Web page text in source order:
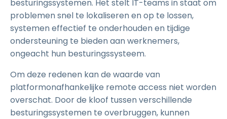
besturingssystemen. Het stelt IT-teams in staat om
problemen snel te lokaliseren en op te lossen,
systemen effectief te onderhouden en tijdige
ondersteuning te bieden aan werknemers,
ongeacht hun besturingssysteem.
Om deze redenen kan de waarde van
platformonafhankelijke remote access niet worden
overschat. Door de kloof tussen verschillende
besturingssystemen te overbruggen, kunnen